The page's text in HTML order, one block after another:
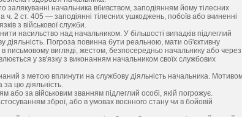
залякуванні начальника вбивством, заподіянням йому тілесних
ст. 405 — заподіянні тілесних ушкоджень, побоїв або вчиненні
з військової служби.
насильство над начальником. У більшості випадків підлеглий
Погроза повинна бути реальною, мати об'єктивну
письмовому вигляді, жестом, безпосередньо начальнику або через
у зв'язку з виконанням начальником своїх службових
з метою вплинути на службову діяльність начальника.
цю діяльність.
за військовим званням підлеглий особі, якій погрожує.
зброї, або в умовах воєнного стану чи в бойовій